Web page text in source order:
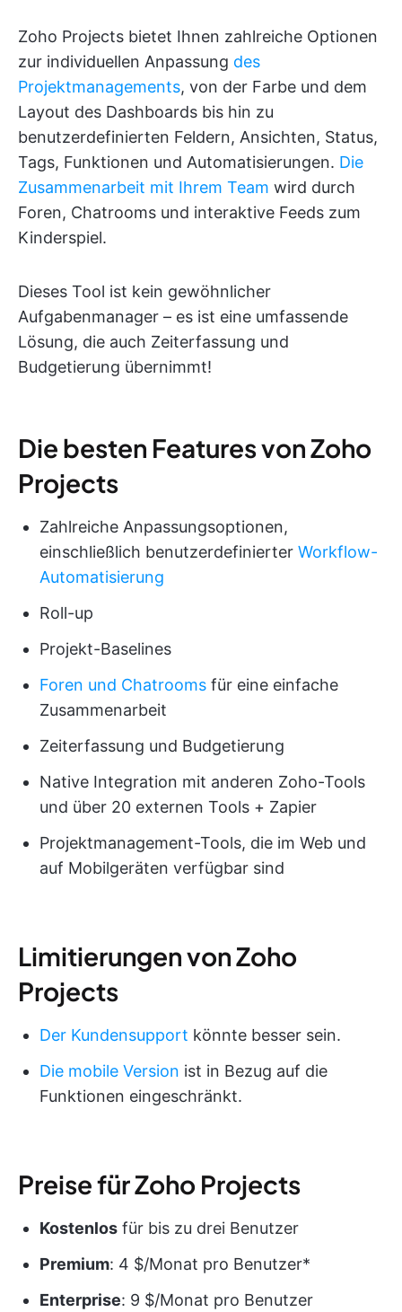
Zoho Projects bietet Ihnen zahlreiche Optionen
zur individuellen Anpassung des
Projektmanagements, von der Farbe und dem
Layout des Dashboards bis hin zu
benutzerdefinierten Feldern, Ansichten, Status,
Tags, Funktionen und Automatisierungen. Die
Zusammenarbeit mit Ihrem Team wird durch
Foren, Chatrooms und interaktive Feeds zum
Kinderspiel.
Dieses Tool ist kein gewöhnlicher
Aufgabenmanager – es ist eine umfassende
Lösung, die auch Zeiterfassung und
Budgetierung übernimmt!
Die besten Features von Zoho
Projects
Zahlreiche Anpassungsoptionen,
einschließlich benutzerdefinierter Workflow-
Automatisierung
Roll-up
Projekt-Baselines
Foren und Chatrooms für eine einfache
Zusammenarbeit
Zeiterfassung und Budgetierung
Native Integration mit anderen Zoho-Tools
und über 20 externen Tools + Zapier
Projektmanagement-Tools, die im Web und
auf Mobilgeräten verfügbar sind
Limitierungen von Zoho
Projects
Der Kundensupport könnte besser sein.
Die mobile Version ist in Bezug auf die
Funktionen eingeschränkt.
Preise für Zoho Projects
Kostenlos für bis zu drei Benutzer
Premium: 4 $/Monat pro Benutzer*
Enterprise: 9 $/Monat pro Benutzer